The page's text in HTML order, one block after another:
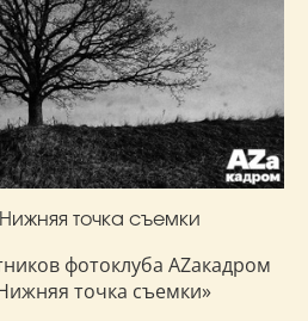
точка съемки
фотоклуба AZакадром
точка съемки»